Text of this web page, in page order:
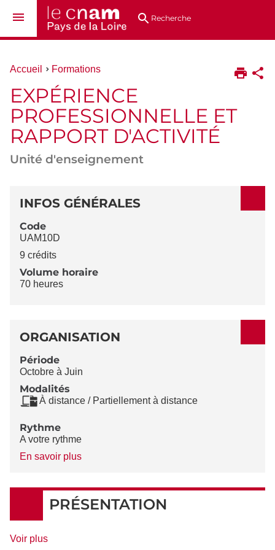
au
directsRecherche
Vous
ici :
Accueil Formations
EXPÉRIENCE
PROFESSIONNELLE ET
RAPPORT D'ACTIVITÉ
Unité d'enseignement
DÉTAILS
INFOS GÉNÉRALES
Code
UAM10D
9 crédits
Volume horaire
70 heures
ORGANISATION
Période
Octobre à Juin
Modalités
À distance / Partiellement à distance
Rythme
A votre rythme
En savoir plusà
Rythme
PRÉSENTATION
Voir plusde